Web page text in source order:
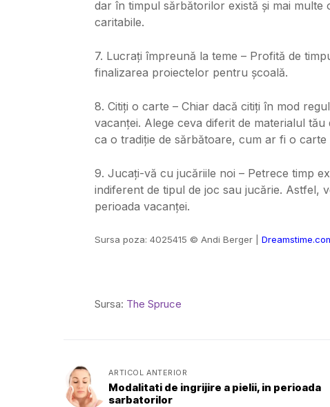
dar în timpul sărbătorilor există și mai
caritabile.
7. Lucrați împreună la teme – Profită de
finalizarea proiectelor pentru școală.
8. Citiți o carte – Chiar dacă citiți în mod
vacanței. Alege ceva diferit de materialul
ca o tradiție de sărbătoare, cum ar fi o
9. Jucați-vă cu jucăriile noi – Petrece timp
indiferent de tipul de joc sau jucărie. Astfel,
perioada vacanței.
Sursa poza: 4025415 © Andi Berger |
Sursa: The Spruce
ARTICOL ANTERIOR
Modalitati de ingrijire a pielii, in perioada
sarbatorilor